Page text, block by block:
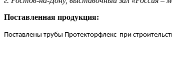
Поставленная продукция:
Поставлены трубы Протекторфлекс  при